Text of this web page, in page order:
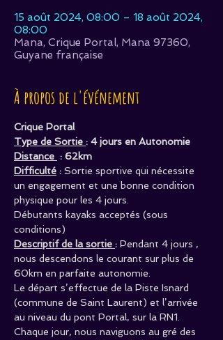
15 août 2024, 08:00 – 18 août 2024,
08:00
Mana, Crique Portal, Mana 97360,
Guyane française
À propos de l'événement
Crique Portal
Type de Sortie : 4 jours en Autonomie
Distance : 62km
Difficulté : Sortie sportive qui nécessite
un engagement et une bonne condition
physique pour les 4 jours.
Débutants kayaks acceptés (sous
conditions)
Descriptif de la sortie : Pendant 4 jours ,
nous descendons le courant sur plus de
60km en parfaite autonomie.
Le départ s’effectue de la Piste Isnard
(commune de Saint Laurent) et l’arrivée
au niveau du pont Portal, sur la RN1.
Chaque jour, nous naviguons au gré des